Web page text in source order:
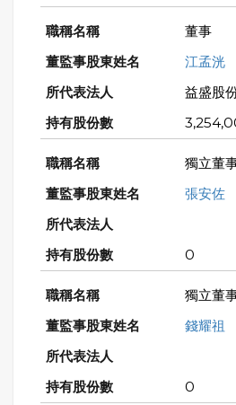
董事
江孟洸
益盛股
獨立董
張安佐
0
獨立董
錢耀祖
0